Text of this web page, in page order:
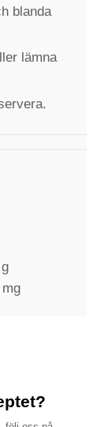
blanda
lämna
mg